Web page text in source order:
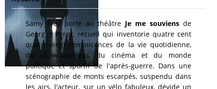
Samy Frey porte au théâtre Je me souviens de
Georges Perec, recueil qui inventorie quatre cent
quatre-vingt réminicences de la vie quotidienne,
du show-business, du cinéma et du monde
politique et sportif de l'après-guerre. Dans une
scénographie de monts escarpés, suspendu dans
les airs, l'acteur, sur un vélo fabuleux, dévide un